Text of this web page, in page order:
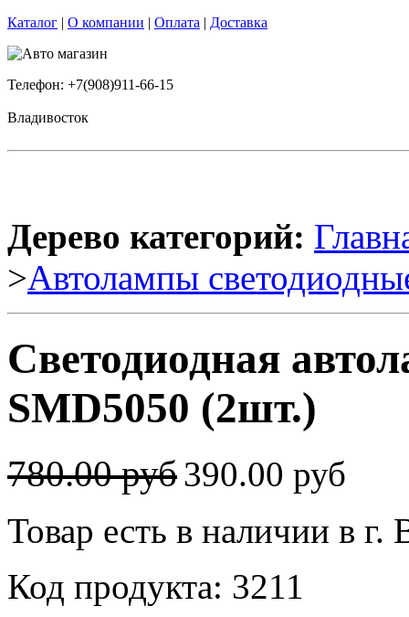
Каталог | О компании | Оплата | Доставка
Телефон: +7(908)911-66-15
Владивосток
Дерево категорий:
>Автолампы
Светодиодная
SMD5050 (2шт.)
780.00 руб390.00 руб
Товар есть в наличии в г.
Код продукта: 3211